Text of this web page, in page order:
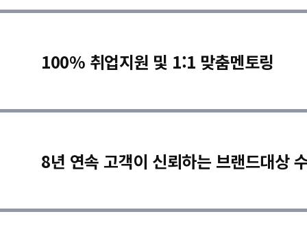
100% 취업지원 및 1:1 맞춤멘토링
8년 연속 고객이 신뢰하는 브랜드대상